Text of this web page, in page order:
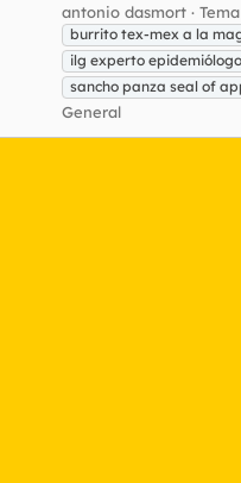
antonio dasmort Tema
burrito tex-mex a la
ilg experto epidemiólogo
sancho panza seal of
General